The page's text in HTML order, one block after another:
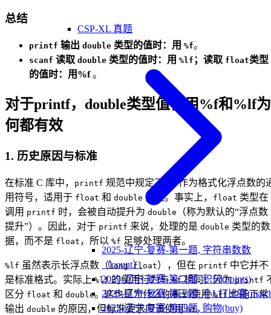
CSP-XL 真题
2025-辽宁-复赛-第一题, 字符串数数
（count）
2025-辽宁-复赛-第二题, 积分(points)
2025-辽宁-复赛-第三题, 小L打比赛
2025-辽宁-复赛-第四题, 购物(buy)
总结
printf 输出 double 类型的值时：用 %f。
scanf 读取 double 类型的值时：用 %lf ；读取 float类型
的值时：用%f。
对于printf，double类型值使用%f和%lf为
何都有效
1. 历史原因与标准
在标准 C 库中， printf 规范中规定了
作为格式化浮点数的
用符号，适用于 float 和 double 类型。事实上， float 类型在
调用 printf 时，会被自动提升为 double
（称为默认的“浮点数
提升”）。因此，对于 printf 来说，处理的是 double 类型的数
据，而不是 float ，所以 %f 足够处理两者。
%lf 虽然表示长浮点数（long float），但在 printf 中它并不
是标准格式。实际上%lf的使用行为与%f相同，因为printf
区分 float 和 double。这也是为什么你看到使用%lf 也能正常
输出 double 的原因，但标准要求应该使用%f。